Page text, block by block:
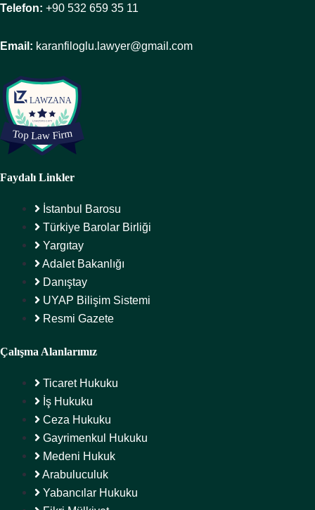
Telefon: +90 532 659 35 11
Email: karanfiloglu.lawyer@gmail.com
Faydalı Linkler
İstanbul Barosu
Türkiye Barolar Birliği
Yargıtay
Adalet Bakanlığı
Danıştay
UYAP Bilişim Sistemi
Resmi Gazete
Çalışma Alanlarımız
Ticaret Hukuku
İş Hukuku
Ceza Hukuku
Gayrimenkul Hukuku
Medeni Hukuk
Arabuluculuk
Yabancılar Hukuku